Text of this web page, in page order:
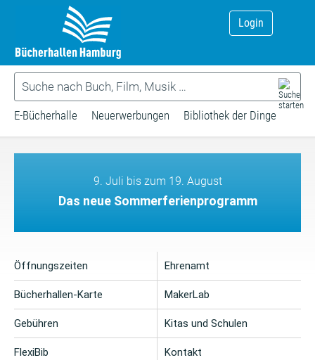
Login
E-Bücherhalle Neuerwerbungen Bibliothek der Dinge
9. Juli bis zum 19. August
Das neue Sommerferienprogramm
Öffnungszeiten
Bücherhallen-Karte
Gebühren
FlexiBib
Ehrenamt
MakerLab
Kitas und Schulen
Kontakt